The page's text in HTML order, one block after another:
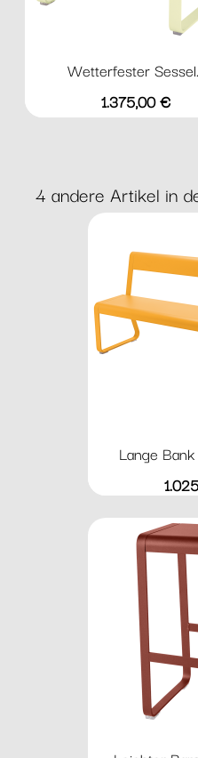
Wetterfester
Preis
1.375,00 €
4 andere Artikel in
Lange
Preis